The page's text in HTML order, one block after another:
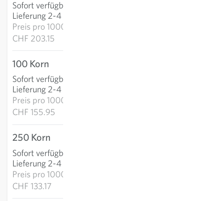
Sofort verfügbar
Lieferung 2-4 Tage
Preis pro1000k:
CHF 203.15
100 Korn
Sofort verfügbar
Lieferung 2-4 Tage
Preis pro1000k:
CHF 155.95
250 Korn
Sofort verfügbar
Lieferung 2-4 Tage
Preis pro1000k:
CHF 133.17